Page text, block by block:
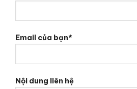
Email của bạn*
Nội dung liên hệ